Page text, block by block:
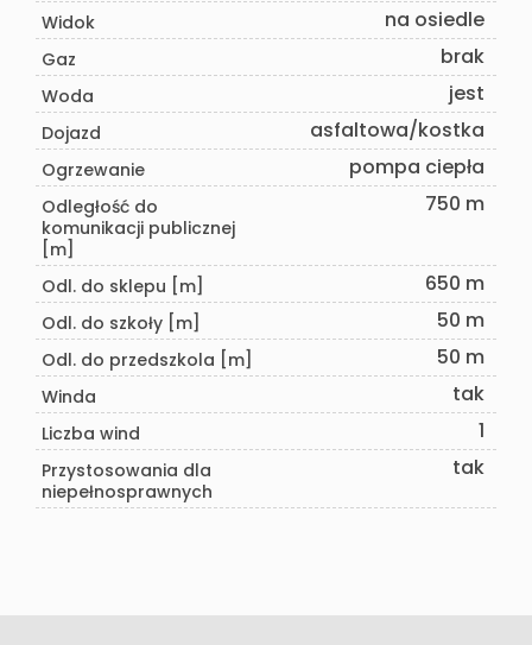
Widok na osiedle
Gaz brak
Woda jest
Dojazd asfaltowa/kostka
Ogrzewanie pompa ciepła
Odległość do
komunikacji publicznej
[m]
750 m
Odl. do sklepu [m] 650 m
Odl. do szkoły [m] 50 m
Odl. do przedszkola [m] 50 m
Winda tak
Liczba wind 1
Przystosowania dla
niepełnosprawnych
tak